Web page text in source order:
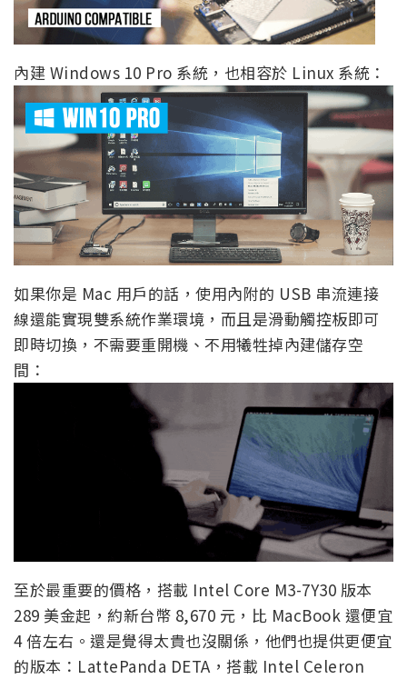
內建 Windows 10 Pro 系統，也相容於 Linux 系統：
如果你是 Mac 用戶的話，使用內附的 USB 串流連接
線還能實現雙系統作業環境，而且是滑動觸控板即可
即時切換，不需要重開機、不用犧牲掉內建儲存空
間：
至於最重要的價格，搭載 Intel Core M3-7Y30 版本
289 美金起，約新台幣 8,670 元，比 MacBook 還便宜
4 倍左右。還是覺得太貴也沒關係，他們也提供更便宜
的版本：LattePanda DETA，搭載 Intel Celeron